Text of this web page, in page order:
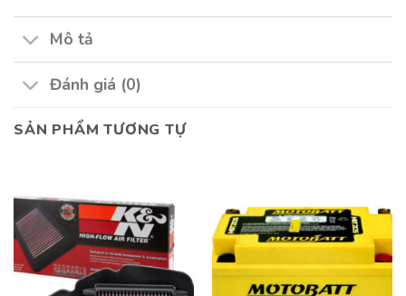
Mô tả
Đánh giá (0)
SẢN PHẨM TƯƠNG TỰ